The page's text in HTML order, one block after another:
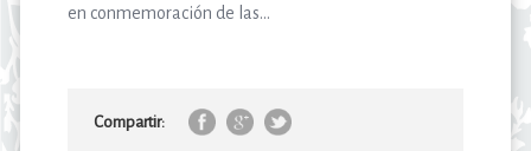
en conmemoración de las...
Compartir: